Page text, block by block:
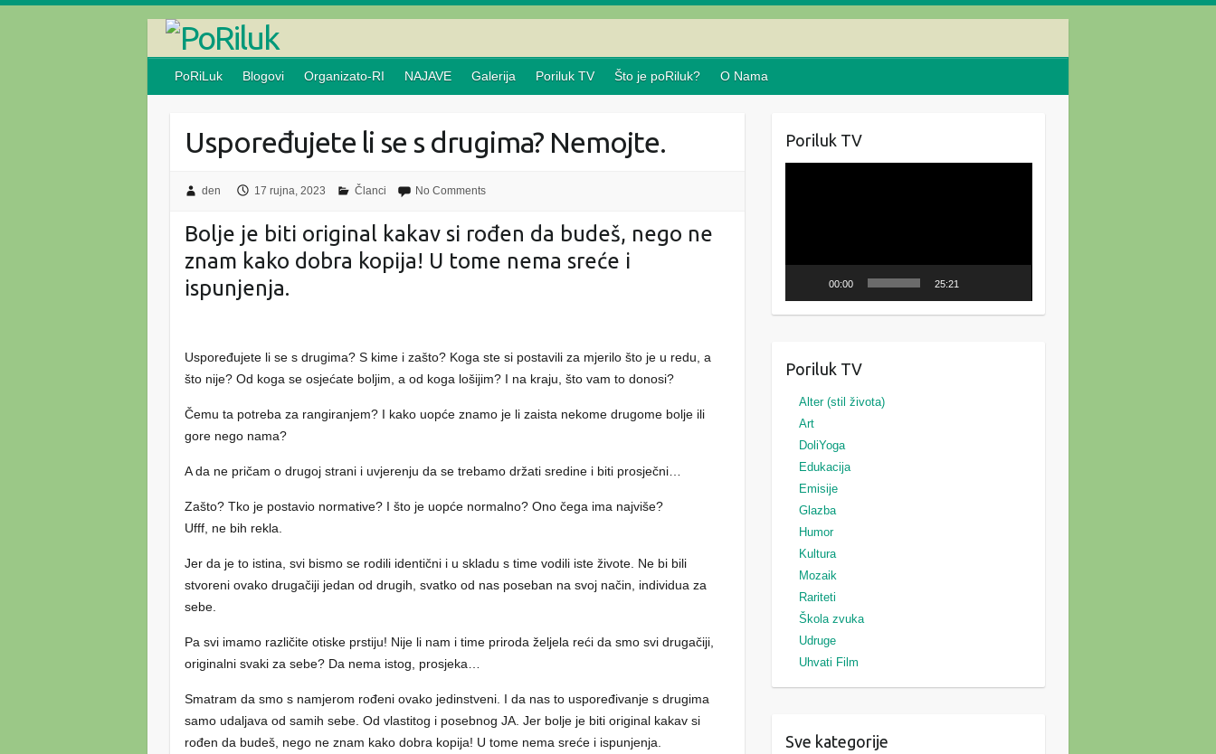
PoRiLuk
Blogovi Organizato-RI NAJAVE Galerija Poriluk TV Što je poRiluk? O Nama
Uspoređujete li se s drugima? Nemojte.
den 17 rujna, 2023 Članci No Comments
Bolje je biti original kakav si rođen da budeš, nego ne
znam kako dobra kopija! U tome nema sreće i
ispunjenja.
Uspoređujete li se s drugima? S kime i zašto? Koga ste si postavili za mjerilo što je u redu, a
što nije? Od koga se osjećate boljim, a od koga lošijim? I na kraju, što vam to donosi?
Čemu ta potreba za rangiranjem? I kako uopće znamo je li zaista nekome drugome bolje ili
gore nego nama?
A da ne pričam o drugoj strani i uvjerenju da se trebamo držati sredine i biti prosječni…
Zašto? Tko je postavio normative? I što je uopće normalno? Ono čega ima najviše?
Ufff, ne bih rekla.
Jer da je to istina, svi bismo se rodili identični i u skladu s time vodili iste živote. Ne bi bili
stvoreni ovako drugačiji jedan od drugih, svatko od nas poseban na svoj način, individua za
sebe.
Pa svi imamo različite otiske prstiju! Nije li nam i time priroda željela reći da smo svi drugačiji,
originalni svaki za sebe? Da nema istog, prosjeka…
Smatram da smo s namjerom rođeni ovako jedinstveni. I da nas to uspoređivanje s drugima
samo udaljava od samih sebe. Od vlastitog i posebnog JA. Jer bolje je biti original kakav si
rođen da budeš, nego ne znam kako dobra kopija! U tome nema sreće i ispunjenja.
Poriluk TV
00:00 25:21
Poriluk TV
Alter (stil života)
Art
DoliYoga
Edukacija
Emisije
Glazba
Humor
Kultura
Mozaik
Rariteti
Škola zvuka
Udruge
Uhvati Film
Sve kategorije